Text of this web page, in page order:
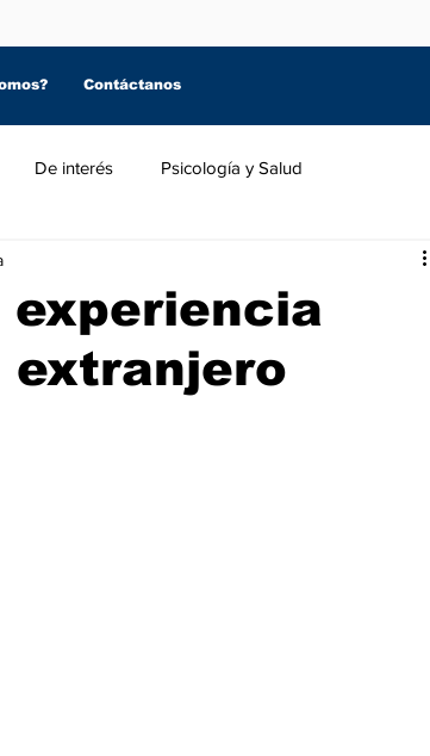
Contáctanos
De interés Psicología y Salud
experiencia
extranjero